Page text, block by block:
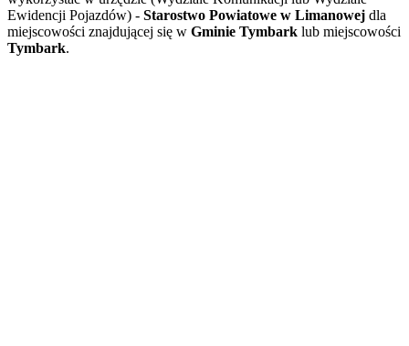
Ewidencji Pojazdów) - Starostwo Powiatowe w Limanowej dla
miejscowości znajdującej się w Gminie Tymbark lub miejscowości
Tymbark.